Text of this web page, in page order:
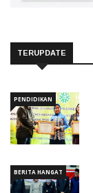
TERUPDATE
PENDIDIKAN
BERITA HANGAT